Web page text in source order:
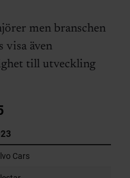
men branschen
visa även
till utveckling